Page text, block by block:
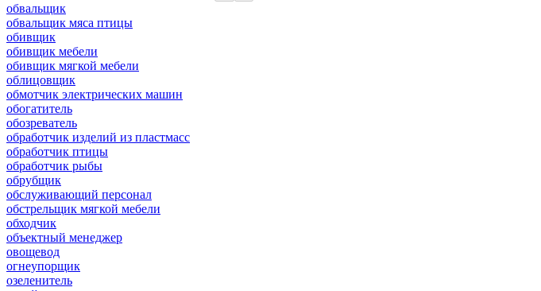
обвальщик
обвальщик мяса птицы
обивщик
обивщик мебели
обивщик мягкой мебели
облицовщик
обмотчик электрических машин
обогатитель
обозреватель
обработчик изделий из пластмасс
обработчик птицы
обработчик рыбы
обрубщик
обслуживающий персонал
обстрельщик мягкой мебели
обходчик
объектный менеджер
овощевод
огнеупорщик
озеленитель